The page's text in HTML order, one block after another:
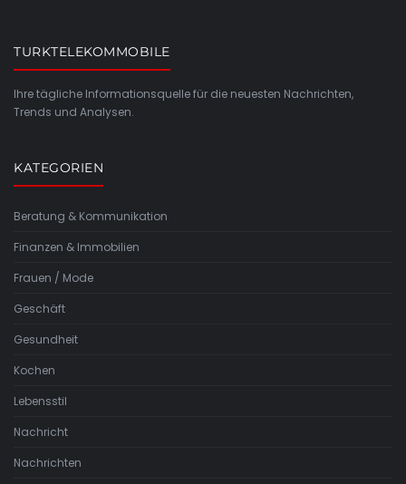
TURKTELEKOMMOBILE
Ihre tägliche Informationsquelle für die neuesten Nachrichten,
Trends und Analysen.
KATEGORIEN
Beratung & Kommunikation
Finanzen & Immobilien
Frauen / Mode
Geschäft
Gesundheit
Kochen
Lebensstil
Nachricht
Nachrichten